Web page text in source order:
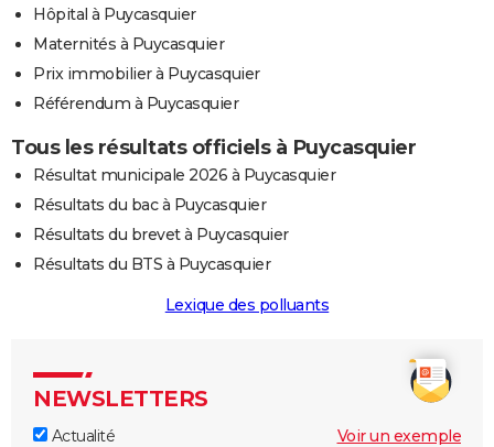
Hôpital à Puycasquier
Maternités à Puycasquier
Prix immobilier à Puycasquier
Référendum à Puycasquier
Tous les résultats officiels à Puycasquier
Résultat municipale 2026 à Puycasquier
Résultats du bac à Puycasquier
Résultats du brevet à Puycasquier
Résultats du BTS à Puycasquier
Lexique des polluants
NEWSLETTERS
Actualité
Voir un exemple